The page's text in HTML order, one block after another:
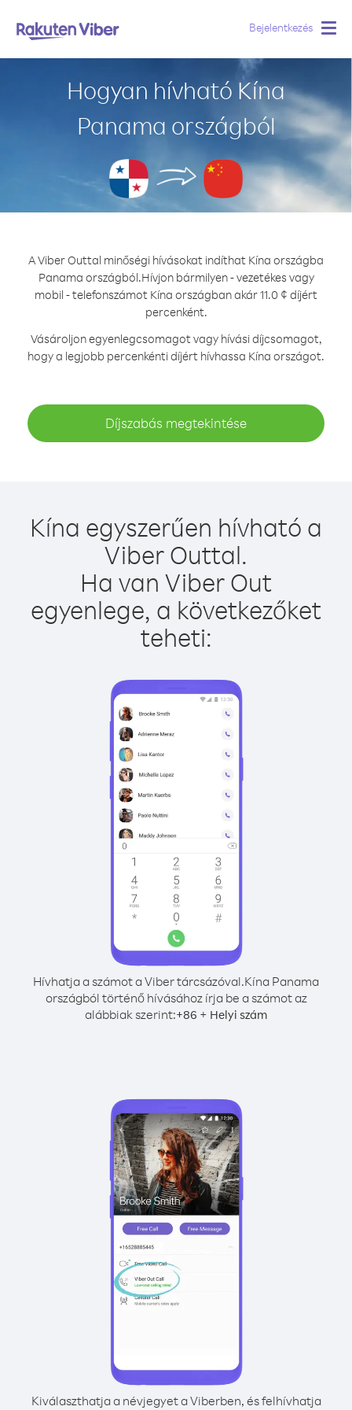
Bejelentkezés
Hogyan hívható Kína
Panama országból
A Viber Outtal minőségi hívásokat indíthat Kína országba
Panama országból.Hívjon bármilyen - vezetékes vagy
mobil - telefonszámot Kína országban akár 11.0 ¢ díjért
percenként.
Vásároljon egyenlegcsomagot vagy hívási díjcsomagot,
hogy a legjobb percenkénti díjért hívhassa Kína országot.
Díjszabás megtekintése
Kína egyszerűen hívható a
Viber Outtal.
Ha van Viber Out
egyenlege, a következőket
teheti:
Hívhatja a számot a Viber tárcsázóval.Kína Panama
országból történő hívásához írja be a számot az
alábbiak szerint:+86 + Helyi szám
Kiválaszthatja a névjegyet a Viberben, és felhívhatja